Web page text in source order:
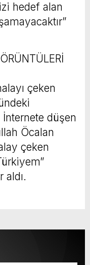
hedef alan
çeken
İnternete düşen
Öcalan
çeken
aldı.